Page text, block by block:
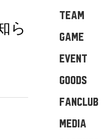
ら
TEAM
GAME
EVENT
GOODS
FANCLUB
MEDIA